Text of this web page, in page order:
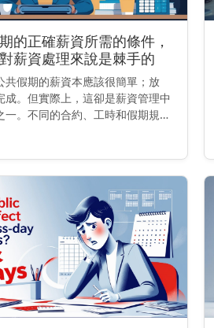
的正確薪資所需的條件，
薪資處理來說是棘手的
共假期的薪資本應該很簡單；放
成。但實際上，這卻是薪資管理中
一。不同的合約、工時和假期規則
假期變成合規的頭痛問題。無論
還是管理全國薪資團隊，做好這
錢，更關...